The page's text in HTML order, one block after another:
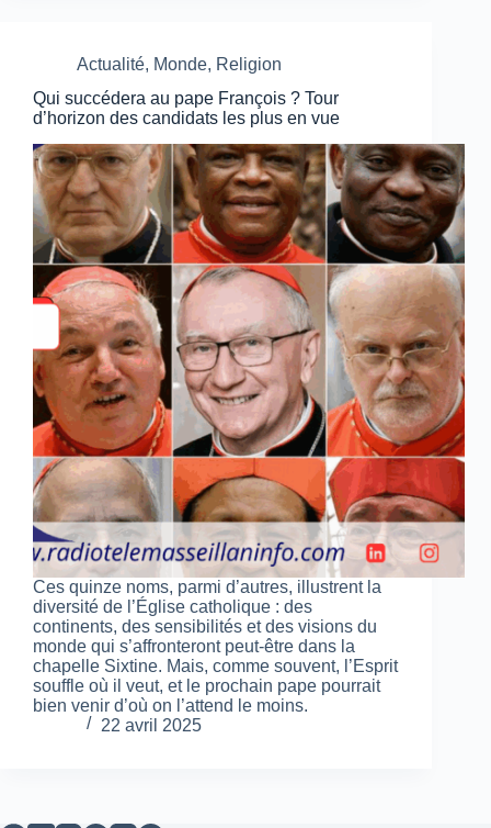
Actualité, Monde, Religion
Qui succédera au pape François ? Tour
d’horizon des candidats les plus en vue
Ces quinze noms, parmi d’autres, illustrent la
diversité de l’Église catholique : des
continents, des sensibilités et des visions du
monde qui s’affronteront peut-être dans la
chapelle Sixtine. Mais, comme souvent, l’Esprit
souffle où il veut, et le prochain pape pourrait
bien venir d’où on l’attend le moins.
22 avril 2025